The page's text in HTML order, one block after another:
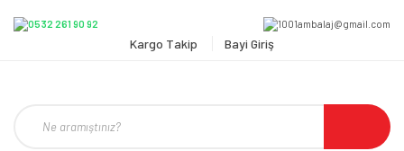
Kargo Takip Bayi Giriş